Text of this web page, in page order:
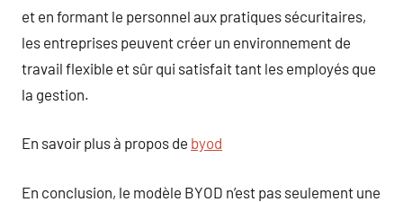
et en formant le personnel aux pratiques sécuritaires,
les entreprises peuvent créer un environnement de
travail flexible et sûr qui satisfait tant les employés que
la gestion.
En savoir plus à propos de byod
En conclusion, le modèle BYOD n’est pas seulement une